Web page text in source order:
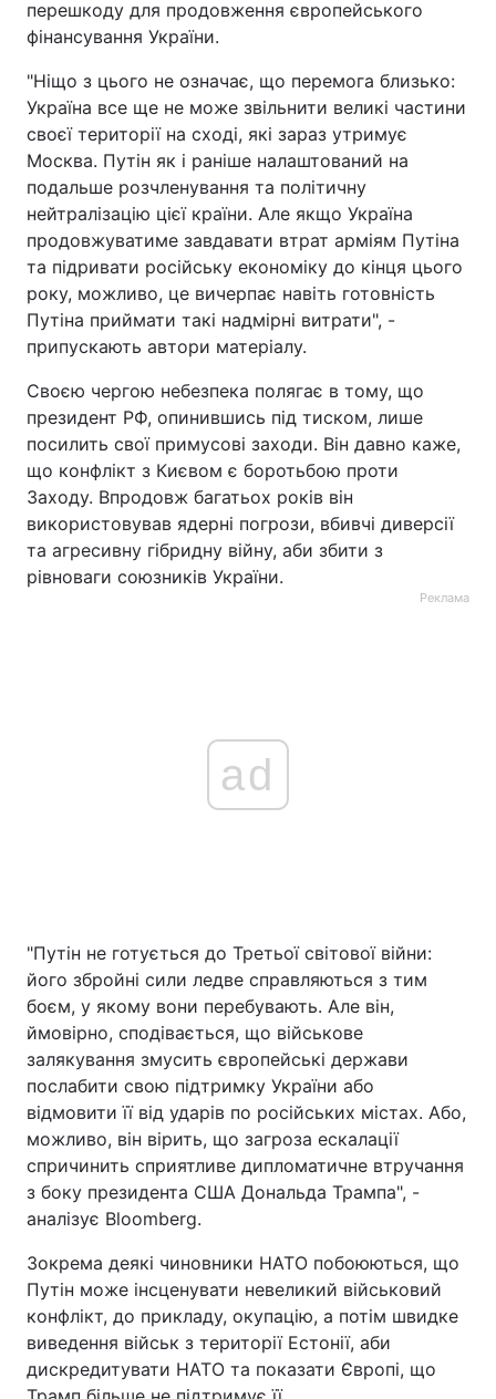
перешкоду для продовження європейського
фінансування України.
"Ніщо з цього не означає, що перемога близько:
Україна все ще не може звільнити великі частини
своєї території на сході, які зараз утримує
Москва. Путін як і раніше налаштований на
подальше розчленування та політичну
нейтралізацію цієї країни. Але якщо Україна
продовжуватиме завдавати втрат арміям Путіна
та підривати російську економіку до кінця цього
року, можливо, це вичерпає навіть готовність
Путіна приймати такі надмірні витрати", -
припускають автори матеріалу.
Своєю чергою небезпека полягає в тому, що
президент РФ, опинившись під тиском, лише
посилить свої примусові заходи. Він давно каже,
що конфлікт з Києвом є боротьбою проти
Заходу. Впродовж багатьох років він
використовував ядерні погрози, вбивчі диверсії
та агресивну гібридну війну, аби збити з
рівноваги союзників України.
Реклама
ad
"Путін не готується до Третьої світової війни:
його збройні сили ледве справляються з тим
боєм, у якому вони перебувають. Але він,
ймовірно, сподівається, що військове
залякування змусить європейські держави
послабити свою підтримку України або
відмовити її від ударів по російських містах. Або,
можливо, він вірить, що загроза ескалації
спричинить сприятливе дипломатичне втручання
з боку президента США Дональда Трампа", -
аналізує Bloomberg.
Зокрема деякі чиновники НАТО побоюються, що
Путін може інсценувати невеликий військовий
конфлікт, до прикладу, окупацію, а потім швидке
виведення військ з території Естонії, аби
дискредитувати НАТО та показати Європі, що